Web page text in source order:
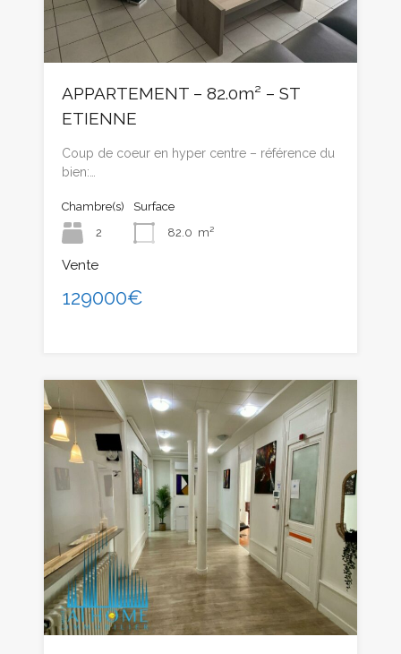
APPARTEMENT – 82.0m² – ST
ETIENNE
Coup de coeur en hyper centre – référence du
bien:…
Chambre(s)
2
Surface
82.0 m²
Vente
129000€